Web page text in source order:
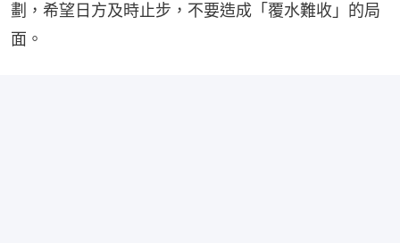
劃，希望日方及時止步，不要造成「覆水難收」的局
面。